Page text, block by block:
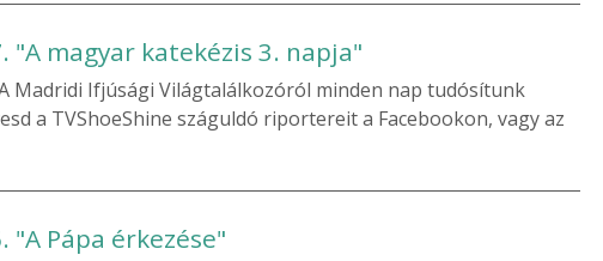
"A magyar katekézis 3. napja"
A Madridi Ifjúsági Világtalálkozóról minden nap tudósítunk
a TVShoeShine száguldó riportereit a Facebookon, vagy az
"A Pápa érkezése"